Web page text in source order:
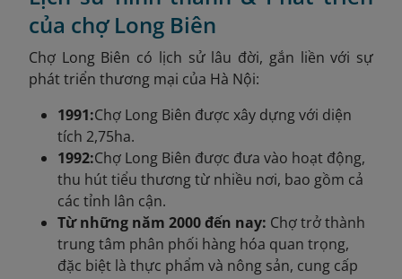
của chợ Long Biên
Chợ Long Biên có lịch sử lâu đời, gắn liền với sự
phát triển thương mại của Hà Nội:
1991:Chợ Long Biên được xây dựng với diện
tích 2,75ha.
1992:Chợ Long Biên được đưa vào hoạt động,
thu hút tiểu thương từ nhiều nơi, bao gồm cả
các tỉnh lân cận.
Từ những năm 2000 đến nay: Chợ trở thành
trung tâm phân phối hàng hóa quan trọng,
đặc biệt là thực phẩm và nông sản, cung cấp